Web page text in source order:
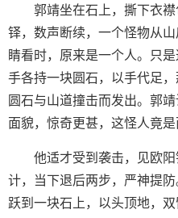
郭靖坐在石上，撕下衣襟
铎，数声断续，一个怪物从
睛看时，原来是一个人。只
手各持一块圆石，以手代足
圆石与山道撞击而发出。郭
面貌，惊奇更甚，这怪人竟是
他适才受到袭击，见欧
计，当下退后两步，严神提
跃到一块石上，以头顶地，